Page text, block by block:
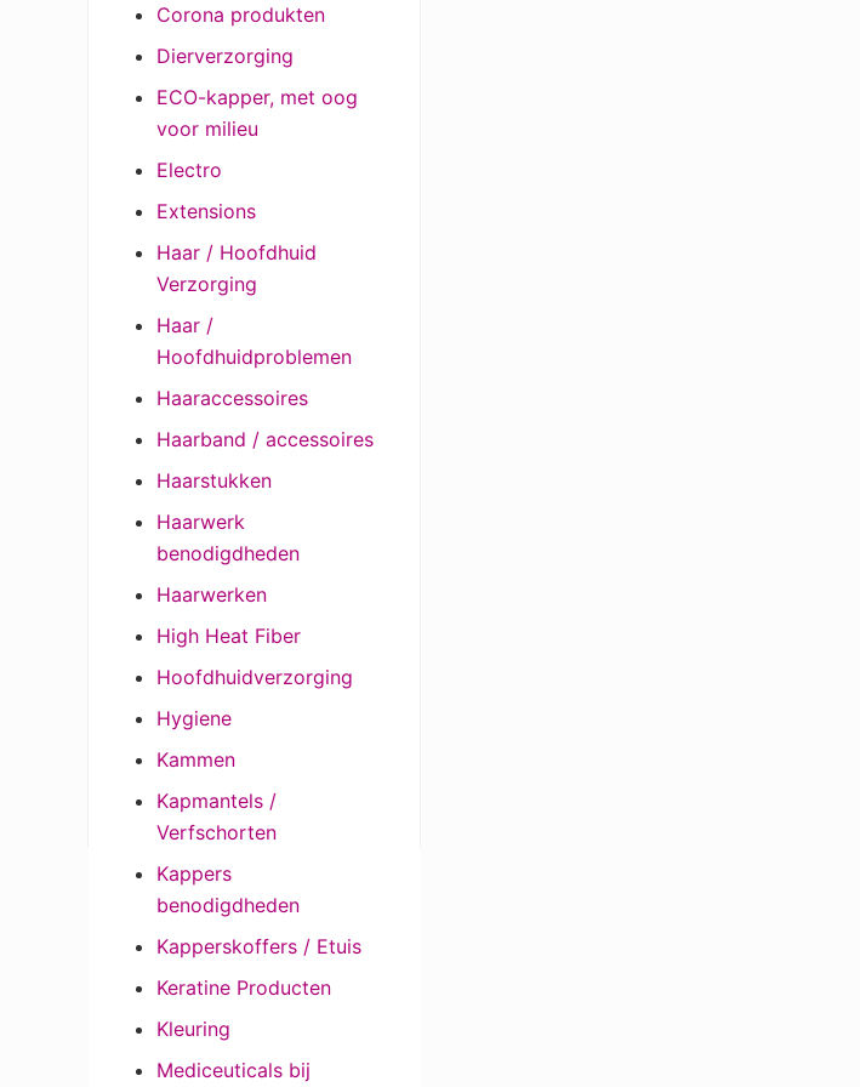
Corona produkten
Dierverzorging
ECO-kapper, met oog
voor milieu
Electro
Extensions
Haar / Hoofdhuid
Verzorging
Haar /
Hoofdhuidproblemen
Haaraccessoires
Haarband / accessoires
Haarstukken
Haarwerk
benodigdheden
Haarwerken
High Heat Fiber
Hoofdhuidverzorging
Hygiene
Kammen
Kapmantels /
Verfschorten
Kappers
benodigdheden
Kapperskoffers / Etuis
Keratine Producten
Kleuring
Mediceuticals bij